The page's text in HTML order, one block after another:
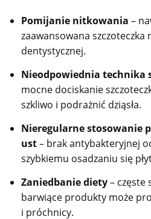
Pomijanie nitkowania –
zaawansowana szczoteczka
dentystycznej.
Nieodpowiednia technika
mocne dociskanie
szkliwo i podrażnić dziąsła.
Nieregularne stosowanie
ust– brak antybakteryjnej
szybkiemu osadzaniu się
Zaniedbanie diety– częste
barwiące produkty może
i próchnicy.